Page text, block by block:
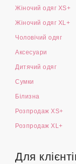
Жіночий одяг XS+
Жіночий одяг XL+
Чоловічий одяг
Аксесуари
Дитячий одяг
Сумки
Білизна
Розпродаж XS+
Розпродаж XL+
Для